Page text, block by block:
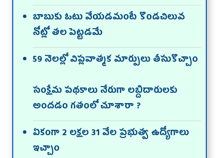
బాబుకు ఓటు వేయడమంటే కొండచిలువ
నోట్లో తల పెట్టడమే
59 నెలల్లో విప్లవాత్మక మార్పులు తీసుకొచ్చాం
సంక్షేమ పథకాలు నేరుగా లబ్దిదారులకు
అందడం గతంలో చూశారా ?
ఏకంగా 2 లక్షల 31 వేల ప్రభుత్వ ఉద్యోగాలు
ఇచ్చాం